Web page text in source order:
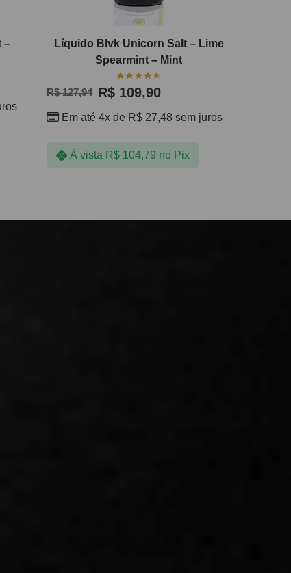
–
Líquido Blvk Unicorn Salt – Lime
Spearmint – Mint
R$127,94 R$109,90
Em até 4x de R$27,48 sem juros
À vista R$104,79 no Pix